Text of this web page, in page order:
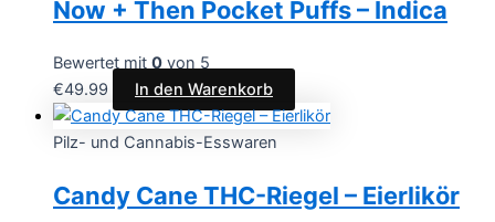
Now + Then Pocket Puffs – Indica
Bewertet mit 0 von 5
€49.99 In den Warenkorb
Pilz- und Cannabis-Esswaren
Candy Cane THC-Riegel – Eierlikör